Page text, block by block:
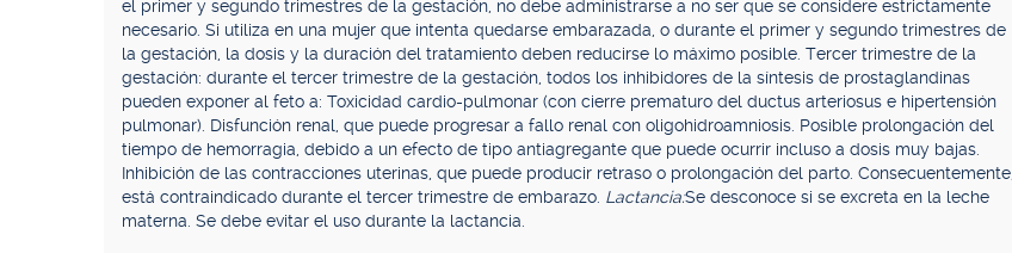
el primer y segundo trimestres de la gestación, no debe administrarse a no ser que se considere estrictamente
necesario. Si utiliza en una mujer que intenta quedarse embarazada, o durante el primer y segundo trimestres de
la gestación, la dosis y la duración del tratamiento deben reducirse lo máximo posible. Tercer trimestre de la
gestación: durante el tercer trimestre de la gestación, todos los inhibidores de la síntesis de prostaglandinas
pueden exponer al feto a: Toxicidad cardio-pulmonar (con cierre prematuro del ductus arteriosus e hipertensión
pulmonar). Disfunción renal, que puede progresar a fallo renal con oligohidroamniosis. Posible prolongación del
tiempo de hemorragia, debido a un efecto de tipo antiagregante que puede ocurrir incluso a dosis muy bajas.
Inhibición de las contracciones uterinas, que puede producir retraso o prolongación del parto. Consecuentemente,
está contraindicado durante el tercer trimestre de embarazo. Lactancia:Se desconoce si se excreta en la leche
materna. Se debe evitar el uso durante la lactancia.